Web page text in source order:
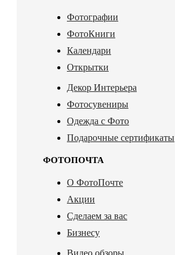
Фотографии
ФотоКниги
Календари
Открытки
Декор Интерьера
Фотосувениры
Одежда с Фото
Подарочные сертификаты
ФОТОПОЧТА
О ФотоПочте
Акции
Сделаем за вас
Бизнесу
Видео обзоры